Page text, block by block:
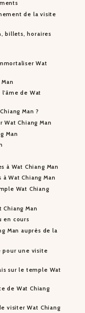
de la visite
billets, horaires
Wat
de Wat
Man ?
Chiang Man
Man
à Wat Chiang Man
Wat Chiang Man
Wat Chiang
Man
en cours
Man auprès de la
pour une visite
sur le temple Wat
de Wat Chiang
visiter Wat Chiang